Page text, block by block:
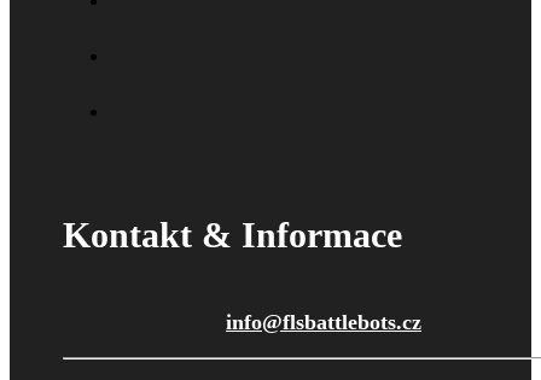
Kontakt & Informace
info@flsbattlebots.cz